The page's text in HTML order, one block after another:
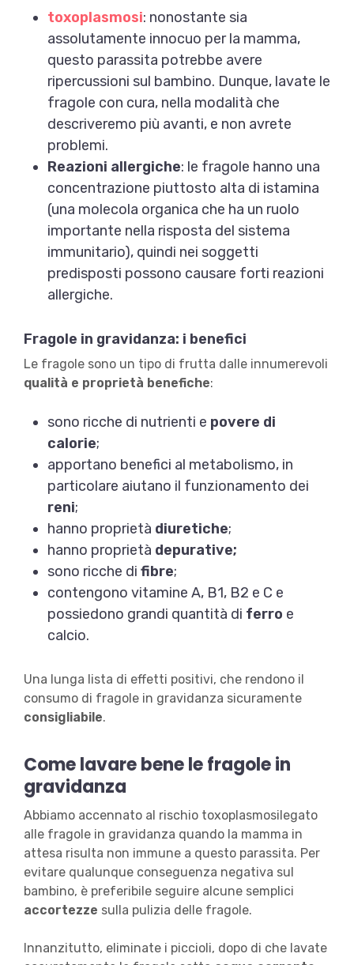
toxoplasmosi: nonostante sia
assolutamente innocuo per la mamma,
questo parassita potrebbe avere
ripercussioni sul bambino. Dunque, lavate le
fragole con cura, nella modalità che
descriveremo più avanti, e non avrete
problemi.
Reazioni allergiche: le fragole hanno una
concentrazione piuttosto alta di istamina
(una molecola organica che ha un ruolo
importante nella risposta del sistema
immunitario), quindi nei soggetti
predisposti possono causare forti reazioni
allergiche.
Fragole in gravidanza: i benefici
Le fragole sono un tipo di frutta dalle innumerevoli
qualità e proprietà benefiche:
sono ricche di nutrienti e povere di
calorie;
apportano benefici al metabolismo, in
particolare aiutano il funzionamento dei
reni;
hanno proprietà diuretiche;
hanno proprietà depurative;
sono ricche di fibre;
contengono vitamine A, B1, B2 e C e
possiedono grandi quantità di ferro e
calcio.
Una lunga lista di effetti positivi, che rendono il
consumo di fragole in gravidanza sicuramente
consigliabile.
Come lavare bene le fragole in
gravidanza
Abbiamo accennato al rischio toxoplasmosilegato
alle fragole in gravidanza quando la mamma in
attesa risulta non immune a questo parassita. Per
evitare qualunque conseguenza negativa sul
bambino, è preferibile seguire alcune semplici
accortezze sulla pulizia delle fragole.
Innanzitutto, eliminate i piccioli, dopo di che lavate